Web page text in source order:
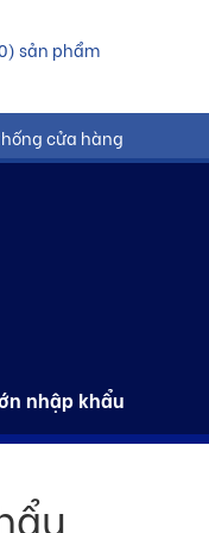
) sản phẩm
cửa hàng
nhập khẩu